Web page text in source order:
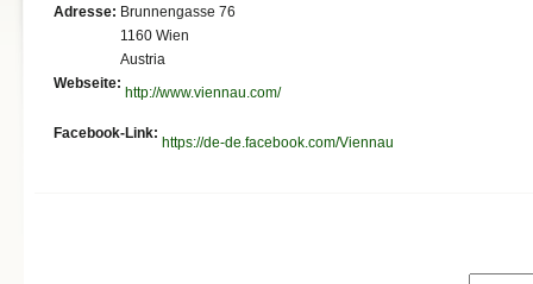
Adresse: Brunnengasse 76
1160 Wien
Austria
Webseite:
http://www.viennau.com/
Facebook-Link:
https://de-de.facebook.com/Viennau